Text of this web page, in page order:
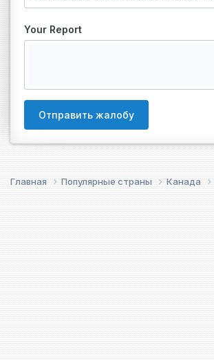
Your Report
Отправить жалобу
Главная Популярные страны Канада